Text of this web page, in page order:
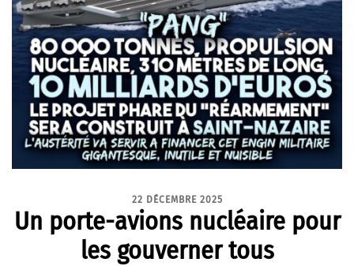
22 DÉCEMBRE 2025
Un porte-avions nucléaire pour
les gouverner tous